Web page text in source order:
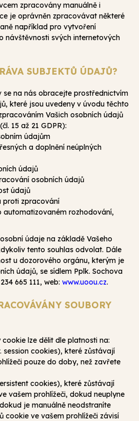
zpracovány manuálně i
je oprávněn zpracovávat některé
například pro vytvoření
návštěvnosti svých internetových
SUBJEKTŮ ÚDAJŮ?
se na nás obracejte prostřednictvím
které jsou uvedeny v úvodu těchto
Vašich osobních údajů
15 až 21 GDPR):
údajům
a doplnění neúplných
údajů
osobních údajů
údajů
proti zpracování
automatizovaném rozhodování,
údaje na základě Vašeho
tento souhlas odvolat. Dále
u dozorového orgánu, kterým je
údajů, se sídlem Pplk. Sochova
665 111, web: www.uoou.cz.
SOUBORY
lze dělit dle platnosti na:
session cookies), které zůstávají
pouze do doby, než zavřete
cookies), které zůstávají
vašem prohlížeči, dokud neuplyne
je manuálně neodstraníte
cookie ve vašem prohlížeči závisí